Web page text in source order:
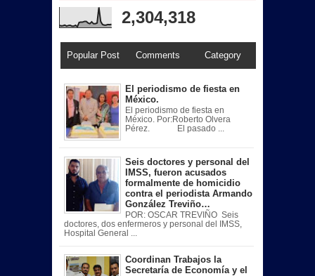
2,304,318
Popular Post Comments Category
El periodismo de fiesta en
México.
El periodismo de fiesta en
México. Por:Roberto Olvera
Pérez. El pasado ...
Seis doctores y personal del
IMSS, fueron acusados
formalmente de homicidio
contra el periodista Armando
González Treviño…
POR: OSCAR TREVIÑO Seis
doctores, dos enfermeros y personal del IMSS,
Hospital General ...
Coordinan Trabajos la
Secretaría de Economía y el